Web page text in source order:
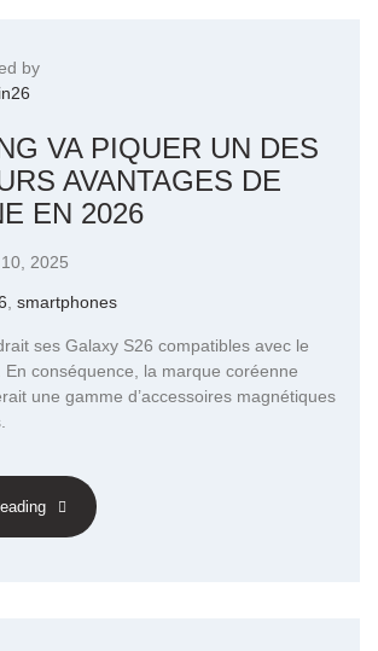
by
VA PIQUER UN DES
AVANTAGES DE
EN 2026
2025
, smartphones
ses Galaxy S26 compatibles avec le
En conséquence, la marque coréenne
une gamme d’accessoires magnétiques